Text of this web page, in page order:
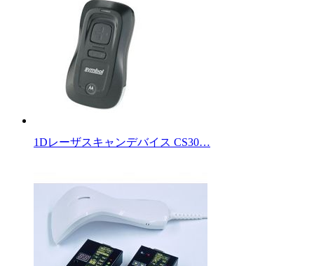
1Dレーザスキャンデバイス CS30…